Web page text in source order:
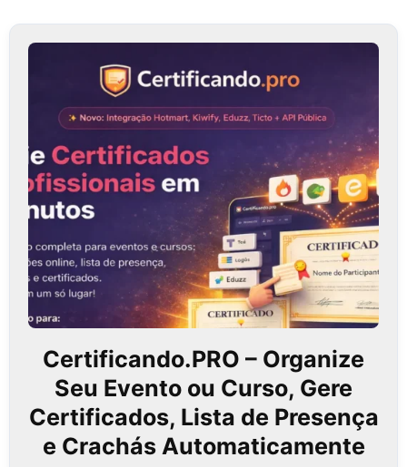
Certificando.PRO – Organize
Seu Evento ou Curso, Gere
Certificados, Lista de Presença
e Crachás Automaticamente